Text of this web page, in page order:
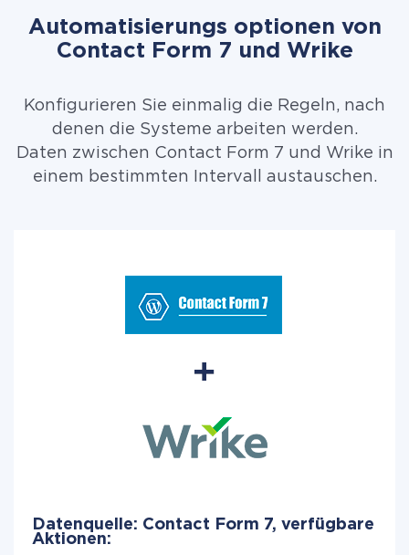
Automatisierungs optionen von
Contact Form 7 und Wrike
Konfigurieren Sie einmalig die Regeln, nach
denen die Systeme arbeiten werden.
Daten zwischen Contact Form 7 und Wrike in
einem bestimmten Intervall austauschen.
Datenquelle: Contact Form 7, verfügbare
Aktionen: